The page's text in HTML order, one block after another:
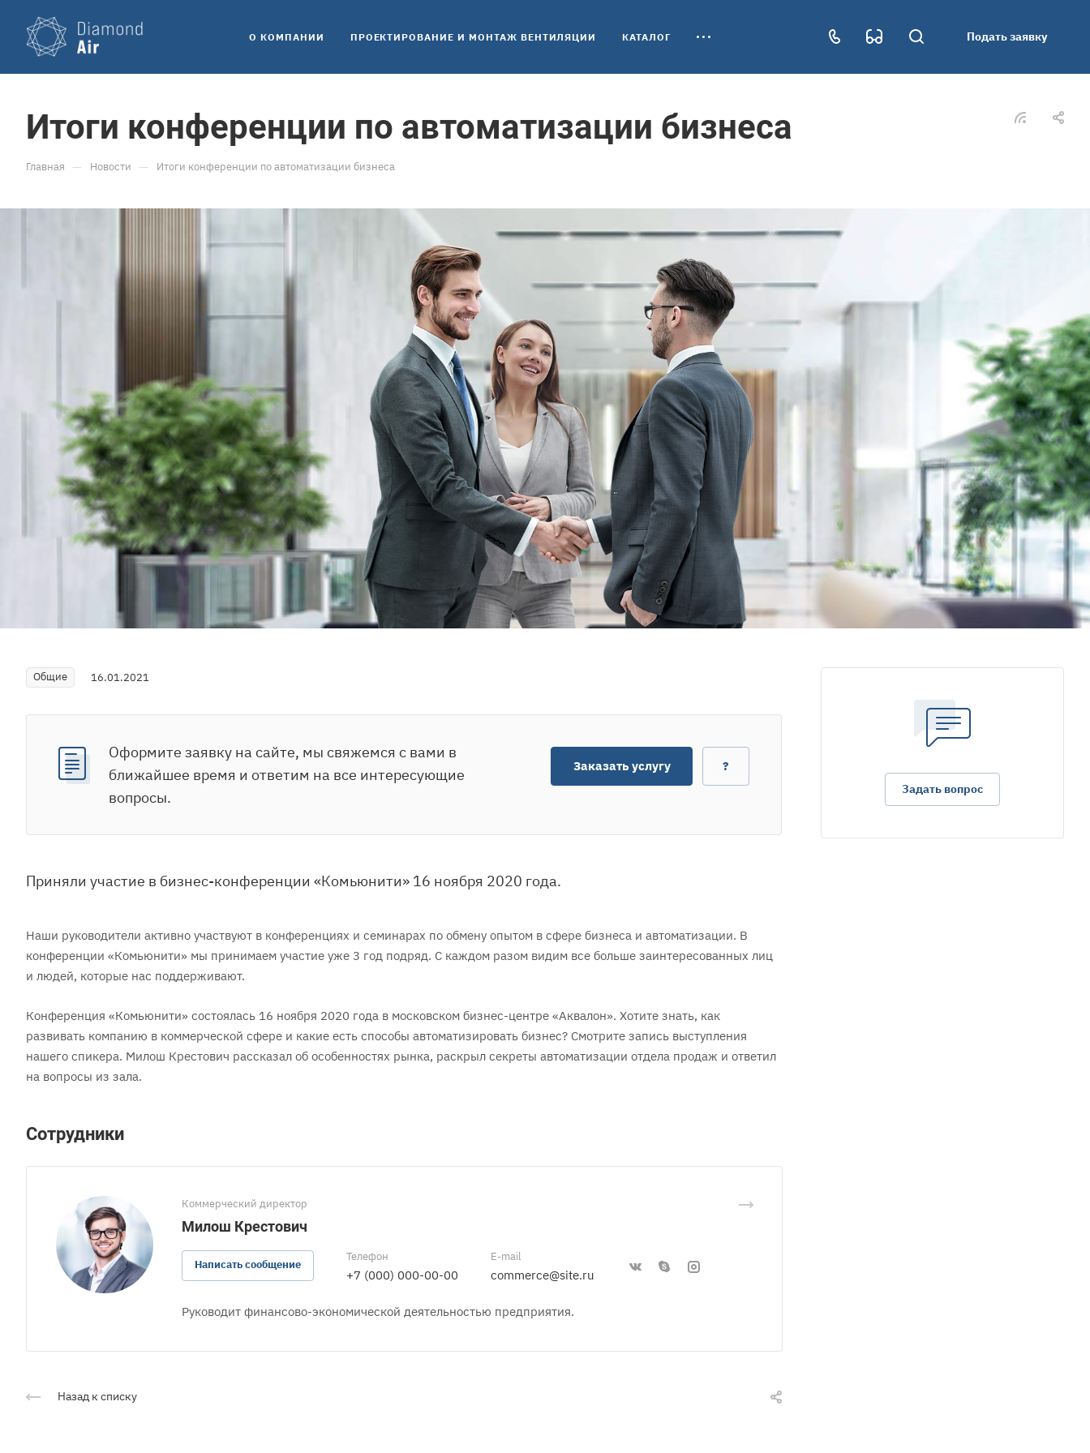
O КОМПАНИИ ПРОЕКТИРОВАНИЕ И МОНТАЖ ВЕНТИЛЯЦИИ КАТАЛОГ Подать заявку
Итоги конференции по автоматизации бизнеса
Главная — Новости — Итоги конференции по автоматизации бизнеса
Общие 16.01.2021
Оформите заявку на сайте, мы свяжемся с вами в
ближайшее время и ответим на все интересующие
вопросы.
Заказать услугу ?
Приняли участие в бизнес-конференции «Комьюнити» 16 ноября 2020 года.
Наши руководители активно участвуют в конференциях и семинарах по обмену опытом в сфере бизнеса и автоматизации. В
конференции «Комьюнити» мы принимаем участие уже 3 год подряд. С каждом разом видим все больше заинтересованных лиц
и людей, которые нас поддерживают.
Конференция «Комьюнити» состоялась 16 ноября 2020 года в московском бизнес-центре «Аквалон». Хотите знать, как
развивать компанию в коммерческой сфере и какие есть способы автоматизировать бизнес? Смотрите запись выступления
нашего спикера. Милош Крестович рассказал об особенностях рынка, раскрыл секреты автоматизации отдела продаж и ответил
на вопросы из зала.
Сотрудники
Коммерческий директор
Милош Крестович
Написать сообщение
Телефон
+7 (000) 000-00-00
E-mail
commerce@site.ru
Руководит финансово-экономической деятельностью предприятия.
Назад к списку
Задать вопрос